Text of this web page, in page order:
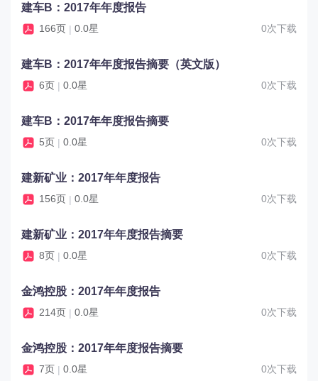
建车B：2017年年度报告
166页 | 0.0星 0次下载
建车B：2017年年度报告摘要（英文版）
6页 | 0.0星 0次下载
建车B：2017年年度报告摘要
5页 | 0.0星 0次下载
建新矿业：2017年年度报告
156页 | 0.0星 0次下载
建新矿业：2017年年度报告摘要
8页 | 0.0星 0次下载
金鸿控股：2017年年度报告
214页 | 0.0星 0次下载
金鸿控股：2017年年度报告摘要
7页 | 0.0星 0次下载